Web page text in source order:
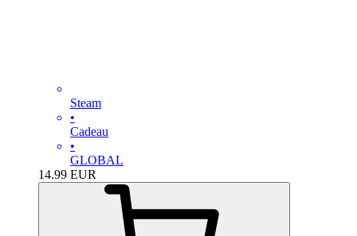
Steam
•
Cadeau
•
GLOBAL
14.99 EUR